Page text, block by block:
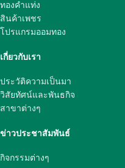
ทองคำแท่ง
สินค้าเพชร
โปรแกรมออมทอง
เกี่ยวกับเรา
ประวัติความเป็นมา
วิสัยทัศน์และพันธกิจ
สาขาต่างๆ
ข่าวประชาสัมพันธ์
กิจกรรมต่างๆ